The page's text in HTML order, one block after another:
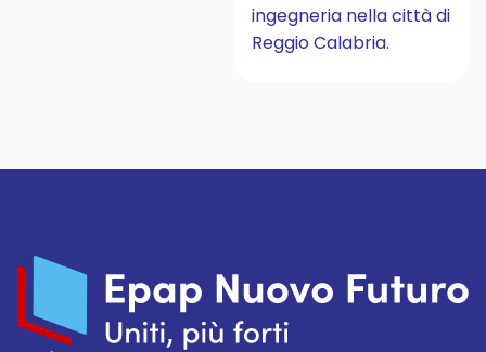
ingegneria nella città di
Reggio Calabria.